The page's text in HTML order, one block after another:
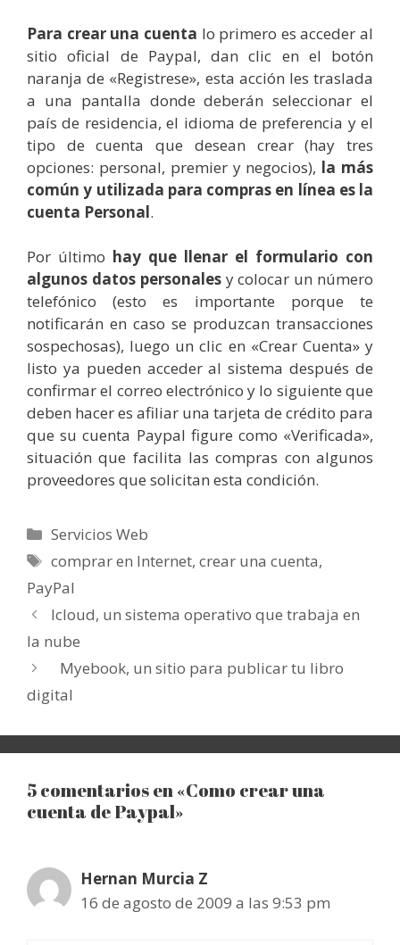
Para crear una cuenta lo primero es acceder al
sitio oficial de Paypal, dan clic en el botón
naranja de «Registrese», esta acción les traslada
a una pantalla donde deberán seleccionar el
país de residencia, el idioma de preferencia y el
tipo de cuenta que desean crear (hay tres
opciones: personal, premier y negocios), la más
común y utilizada para compras en línea es la
cuenta Personal.
Por último hay que llenar el formulario con
algunos datos personalesy colocar un número
telefónico (esto es importante porque te
notificarán en caso se produzcan transacciones
sospechosas), luego un clic en «Crear Cuenta» y
listo ya pueden acceder al sistema después de
confirmar el correo electrónico y lo siguiente que
deben hacer es afiliar una tarjeta de crédito para
que su cuenta Paypal figure como «Verificada»,
situación que facilita las compras con algunos
proveedores que solicitan esta condición.
Categorías
Servicios Web
Etiquetas
comprar en Internet,crear una cuenta,
PayPal
Icloud, un sistema operativo que trabaja en
la nube
Myebook, un sitio para publicar tu libro
digital
5 comentarios en «Como crear una
cuenta de Paypal»
Hernan Murcia Z
16 de agosto de 2009 a las 9:53 pm